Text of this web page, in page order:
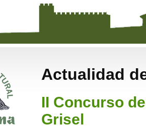
Actualidad
II Concurso
Grisel